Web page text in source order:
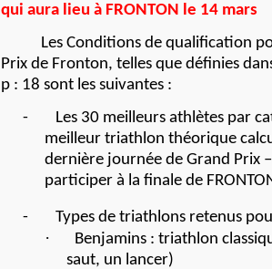
qui aura lieu à FRONTON le 14 mars
Les Conditions de qualification
Prix de Fronton, telles que définies
p : 18 sont les suivantes :
-
Les 30 meilleurs athlètes par
meilleur triathlon théorique
dernière journée de Grand Prix
participer à la finale de
- Types de triathlons retenus
·
Benjamins : triathlon
saut, un lancer)